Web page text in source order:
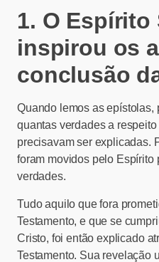
1. O Espírito
inspirou os
conclusão
Quando lemos as epístolas,
quantas verdades a
precisavam ser explicadas.
foram movidos pelo Espírito
verdades.
Tudo aquilo que fora
Testamento, e que se
Cristo, foi então explicado
Testamento. Sua revelação